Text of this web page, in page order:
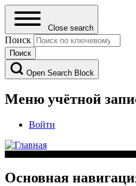
Close search
Поиск
Open Search Block
Меню учётной
Войти
Основная